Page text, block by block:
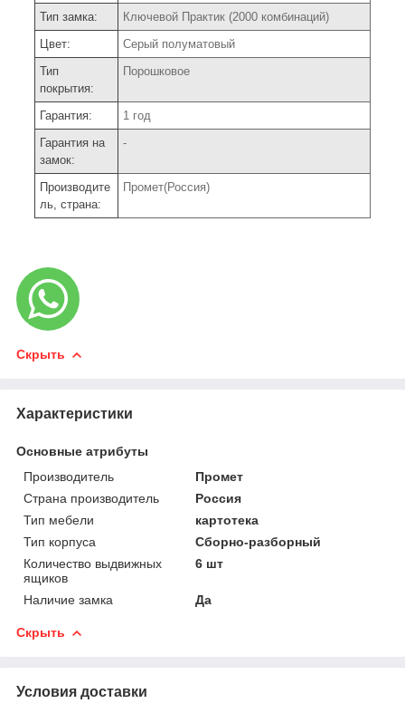
Тип замка:
Ключевой Практик (2000 комбинаций)
Цвет:
Серый полуматовый
Тип
покрытия:
Порошковое
Гарантия:
1 год
Гарантия на
замок:
-
Производите
ль, страна:
Промет(Россия)
Скрыть
Характеристики
Основные атрибуты
Производитель
Промет
Страна производитель
Россия
Тип мебели
картотека
Тип корпуса
Сборно-разборный
Количество выдвижных
ящиков
6 шт
Наличие замка Да
Скрыть
Условия доставки